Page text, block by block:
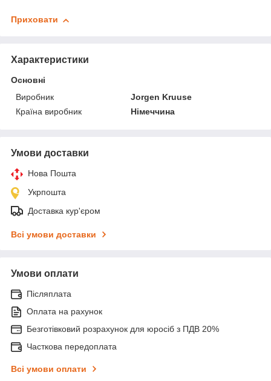
Приховати
Характеристики
Основні
Виробник
Jorgen Kruuse
Країна виробник
Німеччина
Умови доставки
Нова Пошта
Укрпошта
Доставка кур'єром
Всі умови доставки
Умови оплати
Післяплата
Оплата на рахунок
Безготівковий розрахунок для юросіб з ПДВ 20%
Часткова передоплата
Всі умови оплати